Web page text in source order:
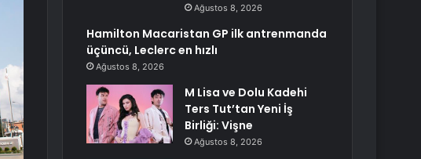
Ağustos 8, 2026
Hamilton Macaristan GP ilk antrenmanda
üçüncü, Leclerc en hızlı
Ağustos 8, 2026
M Lisa ve Dolu Kadehi
Ters Tut’tan Yeni İş
Birliği: Vişne
Ağustos 8, 2026